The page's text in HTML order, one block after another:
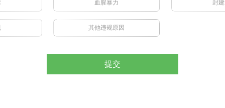
血腥暴力 封
其他违规原因
提交